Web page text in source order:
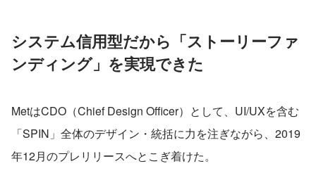
システム信用型だから「ストーリーファ
ンディング」を実現できた
MetはCDO（Chief Design Officer）として、UI/UXを含む
「SPIN」全体のデザイン・統括に力を注ぎながら、2019
年12月のプレリリースへとこぎ着けた。